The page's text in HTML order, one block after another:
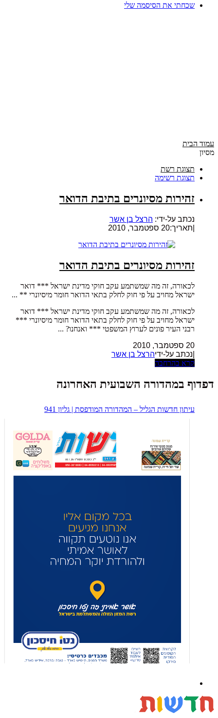
שכחתי את הסיסמה שלי
עמוד הבית
מסיון
תצוגת רשת
תצוגת רשימה
זהירות מסיונרים בתיבת הדואר
נכתב על-ידי: הרצל בן אשר
תאריך:20 ספטמבר, 2010
זהירות מסיונרים בתיבת הדואר
לכאורה, זה מה שמשתמע עקב חוקי מדינת ישראל *** דואר
ישראל מחויב על פי חוק לחלק בתאי הדואר חומר מיסיונרי ** ...
לכאורה, זה מה שמשתמע עקב חוקי מדינת ישראל *** דואר
ישראל מחויב על פי חוק לחלק בתאי הדואר חומר מיסיונרי ***
רבני העיר פונים לערוץ המשפטי *** ואנחנו? ...
20 ספטמבר, 2010
|נכתב על-ידיהרצל בן אשר
קרא בהרחבה
דפדוף במהדורה השבועית האחרונה
עיתון חדשות הגליל – המהדורה המודפסת | גליון 941